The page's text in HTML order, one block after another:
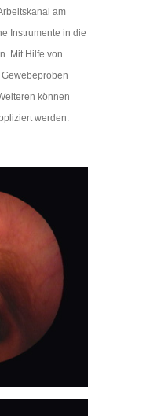
am
Instrumente in die
Mit Hilfe von
können
werden.